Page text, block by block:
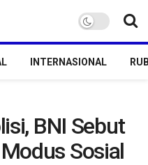
INTERNASIONAL
BNI Sebut
Sosial